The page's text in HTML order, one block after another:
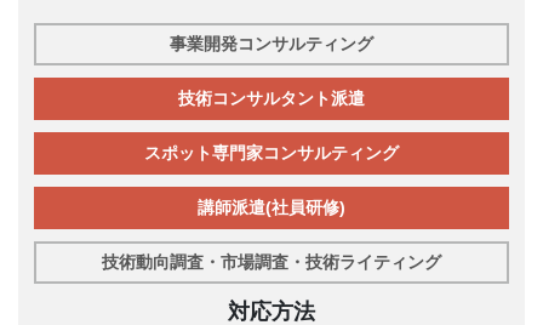
事業開発コンサルティング
技術コンサルタント派遣
スポット専門家コンサルティング
講師派遣(社員研修)
技術動向調査・市場調査・技術ライティング
対応方法